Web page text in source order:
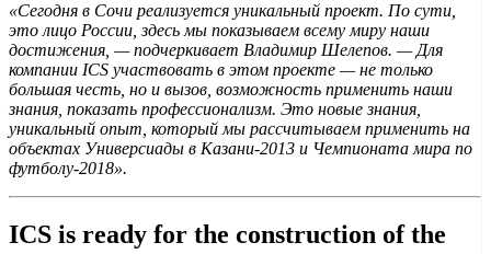
«Сегодня в Сочи реализуется уникальный проект. По сути,
это лицо России, здесь мы показываем всему миру наши
достижения, — подчеркивает Владимир Шелепов. — Для
компании ICS участвовать в этом проекте — не только
большая честь, но и вызов, возможность применить наши
знания, показать профессионализм. Это новые знания,
уникальный опыт, который мы рассчитываем применить на
объектах Универсиады в Казани-2013 и Чемпионата мира по
футболу-2018».
ICS is ready for the construction of the